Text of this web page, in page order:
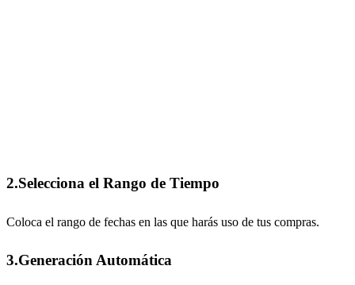
2.Selecciona el Rango de Tiempo
Coloca el rango de fechas en las que harás uso de tus compras.
3.Generación Automática